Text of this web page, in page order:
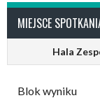
MIEJSCE
Hala
Blok wyniku